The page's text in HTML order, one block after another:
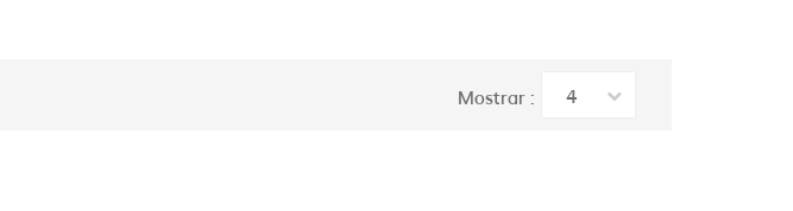
Mostrar : 4